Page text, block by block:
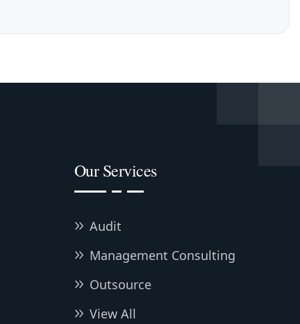
Our Services
Audit
Management Consulting
Outsource
View All